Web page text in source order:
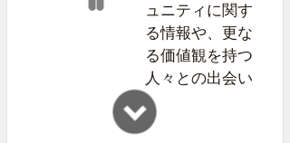
ュニティに関す
る情報や、更な
る価値観を持つ
人々との出会い